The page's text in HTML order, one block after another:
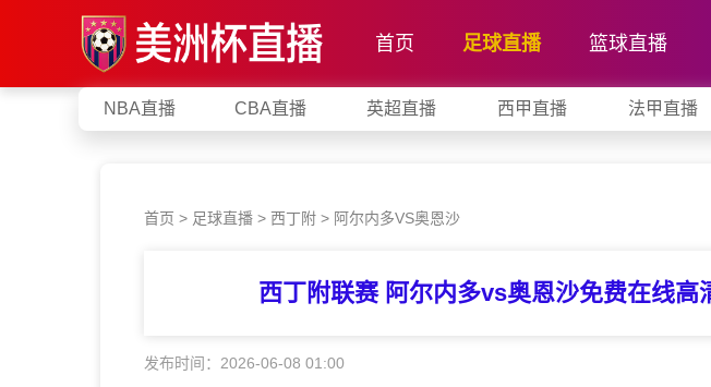
首页 足球直播 篮球直播
NBA直播 CBA直播 英超直播 西甲直播 法甲直播
首页 > 足球直播 > 西丁附 > 阿尔内多VS奥恩沙
西丁附联赛 阿尔内多vs奥恩沙免费在线高
发布时间：2026-06-08 01:00